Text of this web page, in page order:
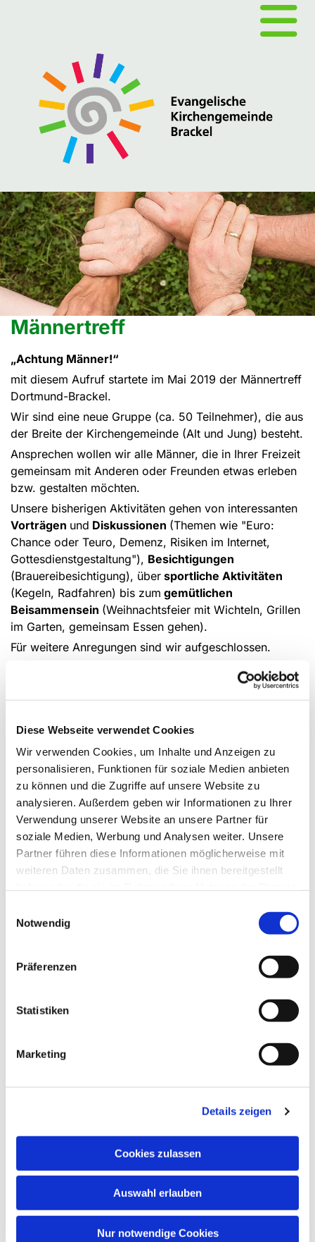
Diese Webseite verwendet Cookies
Wir verwenden Cookies, um Inhalte und Anzeigen zu
personalisieren, Funktionen für soziale Medien anbieten
zu können und die Zugriffe auf unsere Website zu
analysieren. Außerdem geben wir Informationen zu Ihrer
Verwendung unserer Website an unsere Partner für
soziale Medien, Werbung und Analysen weiter. Unsere
Partner führen diese Informationen möglicherweise mit
weiteren Daten zusammen, die Sie ihnen bereitgestellt
Notwendig
Präferenzen
Statistiken
Marketing
Details zeigen
Cookies zulassen
Auswahl erlauben
Nur notwendige Cookies
Männertreff
„Achtung Männer!“
mit diesem Aufruf startete im Mai 2019 der Männertreff
Dortmund-Brackel.
Wir sind eine neue Gruppe (ca. 50 Teilnehmer), die aus
der Breite der Kirchengemeinde (Alt und Jung) besteht.
Ansprechen wollen wir alle Männer, die in Ihrer Freizeit
gemeinsam mit Anderen oder Freunden etwas erleben
bzw. gestalten möchten.
Unsere bisherigen Aktivitäten gehen von interessanten
Vorträgen und Diskussionen (Themen wie "Euro:
Chance oder Teuro, Demenz, Risiken im Internet,
Gottesdienstgestaltung"), Besichtigungen
(Brauereibesichtigung), über sportliche Aktivitäten
(Kegeln, Radfahren) bis zum gemütlichen
Beisammensein (Weihnachtsfeier mit Wichteln, Grillen
im Garten, gemeinsam Essen gehen).
Für weitere Anregungen sind wir aufgeschlossen.
Wir treffen uns(fast) immer am letzten Donnerstag im
von 19:00 bis 21:15 Uhr.
Treffpunkt ist normalerweise im Haus Beckhoff.
Jeder der Interesse hat, kann uns besuchen und
mitmachen.
Als Ansprechpartner für weitere Informationen steht
bereit:
Volker Schwilski Telefon-Nr.: 0231/25 45 75